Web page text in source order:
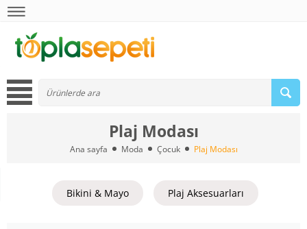
Plaj Modası
Ana sayfa Moda Çocuk Plaj Modası
Bikini & Mayo Plaj Aksesuarları